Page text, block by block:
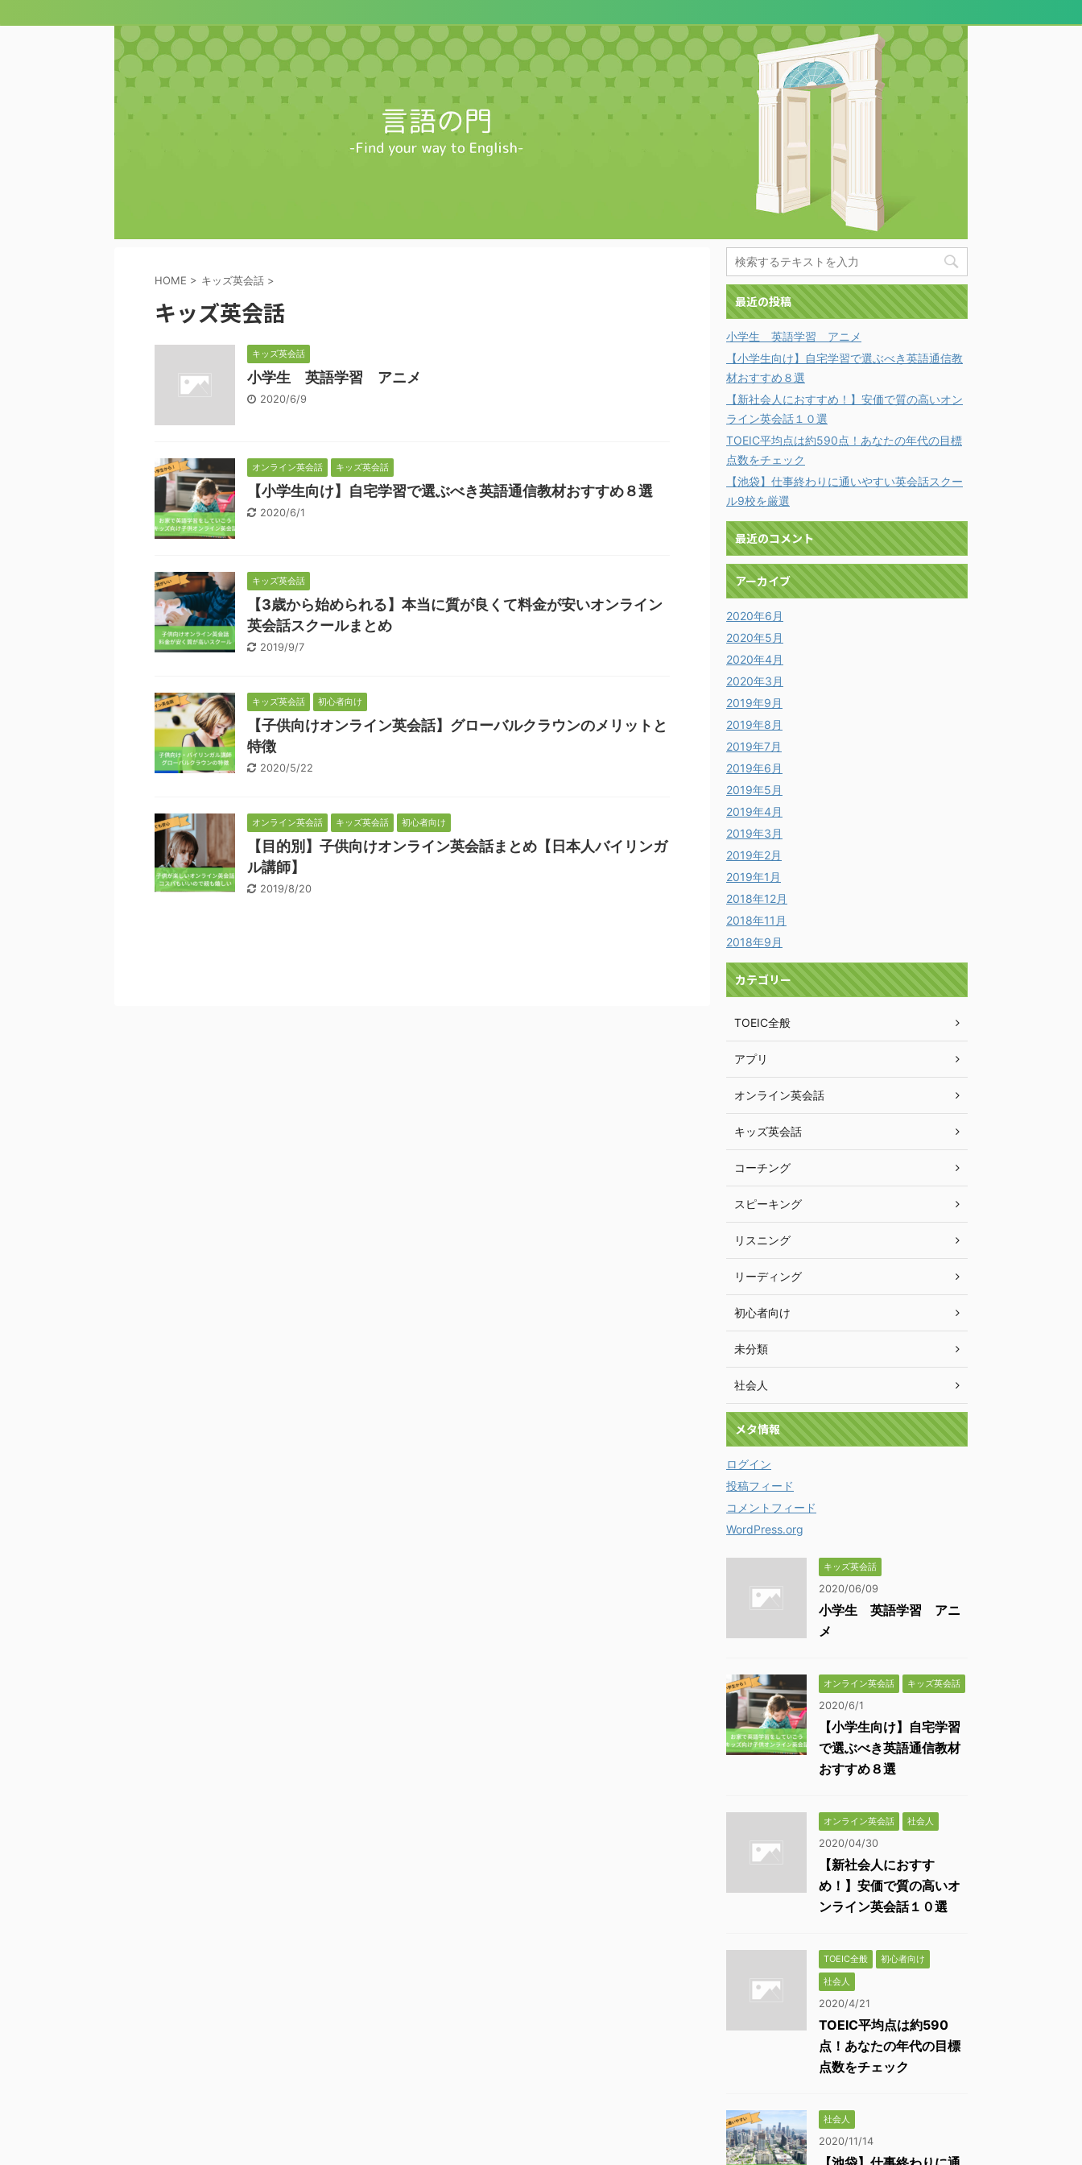
HOME > キッズ英会話 >
キッズ英会話
キッズ英会話
小学生 英語学習 アニメ
2020/6/9
オンライン英会話 キッズ英会話
【小学生向け】自宅学習で選ぶべき英語通信教材おすすめ８選
2020/6/1
キッズ英会話
【3歳から始められる】本当に質が良くて料金が安いオンライン
英会話スクールまとめ
2019/9/7
キッズ英会話 初心者向け
【子供向けオンライン英会話】グローバルクラウンのメリットと
特徴
2020/5/22
オンライン英会話 キッズ英会話 初心者向け
【目的別】子供向けオンライン英会話まとめ【日本人バイリンガ
ル講師】
2019/8/20
最近の投稿
小学生 英語学習 アニメ
【小学生向け】自宅学習で選ぶべき英語通信教
材おすすめ８選
【新社会人におすすめ！】安価で質の高いオン
ライン英会話１０選
TOEIC平均点は約590点！あなたの年代の目標
点数をチェック
【池袋】仕事終わりに通いやすい英会話スクー
ル9校を厳選
最近のコメント
アーカイブ
2020年6月
2020年5月
2020年4月
2020年3月
2019年9月
2019年8月
2019年7月
2019年6月
2019年5月
2019年4月
2019年3月
2019年2月
2019年1月
2018年12月
2018年11月
2018年9月
カテゴリー
TOEIC全般
アプリ
オンライン英会話
キッズ英会話
コーチング
スピーキング
リスニング
リーディング
初心者向け
未分類
社会人
メタ情報
ログイン
投稿フィード
コメントフィード
WordPress.org
キッズ英会話
2020/06/09
小学生 英語学習 アニ
メ
オンライン英会話 キッズ英会話
2020/6/1
【小学生向け】自宅学習
で選ぶべき英語通信教材
おすすめ８選
オンライン英会話 社会人
2020/04/30
【新社会人におすす
め！】安価で質の高いオ
ンライン英会話１０選
TOEIC全般
初心者向け
社会人
2020/4/21
TOEIC平均点は約590
点！あなたの年代の目標
点数をチェック
社会人
2020/11/14